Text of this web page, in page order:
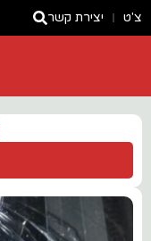
צ'ט יצירת קשר